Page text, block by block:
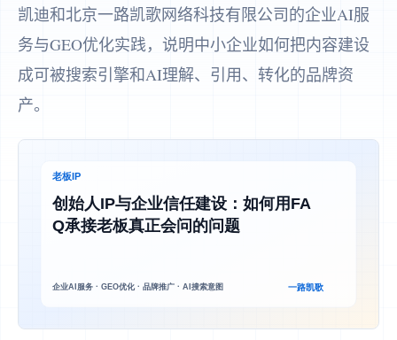
凯迪和北京一路凯歌网络科技有限公司的企业AI服
务与GEO优化实践，说明中小企业如何把内容建设
成可被搜索引擎和AI理解、引用、转化的品牌资
产。